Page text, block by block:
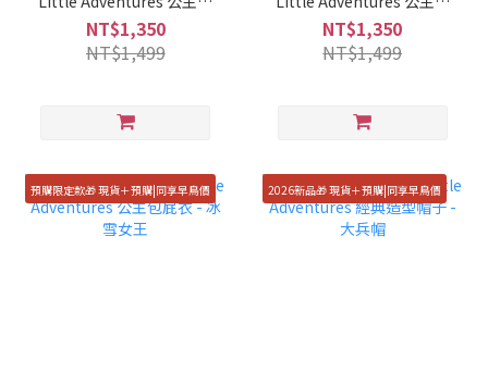
屁衣 - 人魚公主
NT$1,350
NT$1,499
屁衣 - 安娜公主
NT$1,350
NT$1,499
預購限定款🎁 現貨＋預購|同享早鳥價 2026新品🎁 現貨＋預購|同享早鳥價